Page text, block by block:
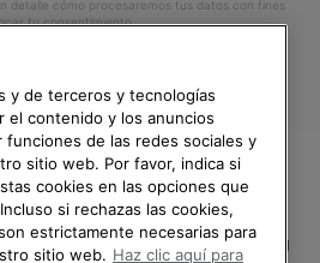
detalle cómo procesaremos tus datos con fines
tu consentimiento.
BIENVENIDA A
SELECCIONA TU
y de terceros y tecnologías
el contenido y los anuncios
de las redes sociales y
sitio web. Por favor, indica si
cookies en las opciones que
si rechazas las cookies,
estrictamente necesarias para
sitio web. Haz clic aquí para